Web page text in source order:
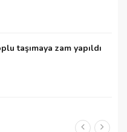
taşımaya zam yapıldı